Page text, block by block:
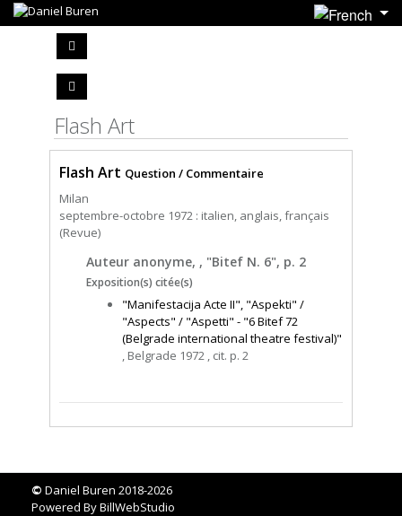
Flash Art
Flash Art Question / Commentaire
Milan
septembre-octobre 1972 : italien, anglais, français
(Revue)
Auteur anonyme, , "Bitef N. 6", p. 2
Exposition(s) citée(s)
"Manifestacija Acte II", "Aspekti" /
"Aspects" / "Aspetti" - "6 Bitef 72
(Belgrade international theatre festival)"
, Belgrade 1972 , cit. p. 2
© Daniel Buren 2018-2026
Powered ByBillWebStudio